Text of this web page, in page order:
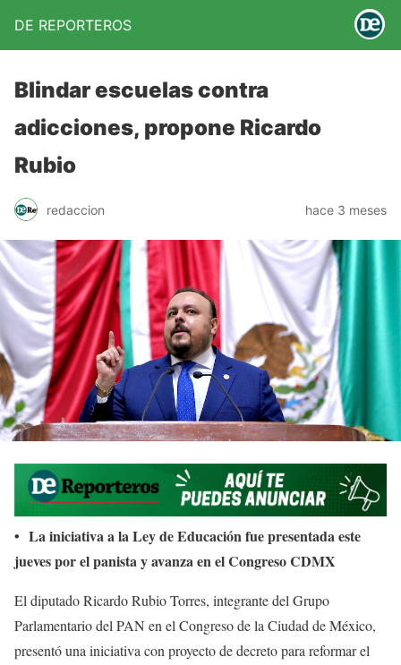
DE REPORTEROS
Blindar escuelas contra
adicciones, propone Ricardo
Rubio
redaccion hace 3 meses
• La iniciativa a la Ley de Educación fue presentada este
jueves por el panista y avanza en el Congreso CDMX
El diputado Ricardo Rubio Torres, integrante del Grupo
Parlamentario del PAN en el Congreso de la Ciudad de México,
presentó una iniciativa con proyecto de decreto para reformar el